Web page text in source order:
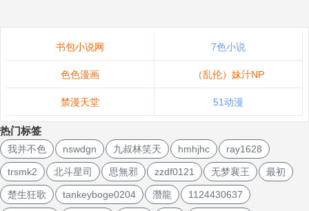
书包小说网 7色小说
色色漫画 （乱伦）妹汁NP
禁漫天堂 51动漫
热门标签
我并不色 nswdgn 九叔林笑天 hmhjhc ray1628
trsmk2 北斗星司 思無邪 zzdf0121 无梦襄王 最初
楚生狂歌 tankeyboge0204 潛龍 1124430637